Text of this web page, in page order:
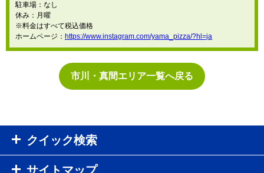
駐車場：なし
休み：月曜
※料金はすべて税込価格
ホームページ： https://www.instagram.com/yama_pizza/?hl=ja
市川・真間エリア一覧へ戻る
クイック検索
サイトマップ